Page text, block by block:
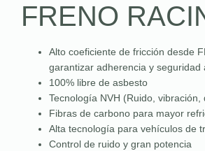
FRENO
Alto coeficiente de fricción desde
garantizar adherencia y seguridad
100% libre de asbesto
Tecnología NVH (Ruido, vibración,
Fibras de carbono para mayor
Alta tecnología para vehículos de
Control de ruido y gran potencia